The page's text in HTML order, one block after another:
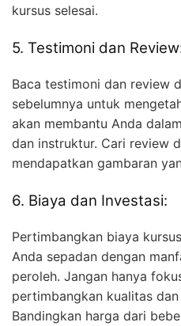
kursus selesai.
5. Testimoni dan
Baca testimoni dan review
sebelumnya untuk
akan membantu Anda
dan instruktur. Cari review
mendapatkan gambaran
6. Biaya dan Investasi:
Pertimbangkan biaya
Anda sepadan dengan
peroleh. Jangan hanya
pertimbangkan kualitas
Bandingkan harga dari